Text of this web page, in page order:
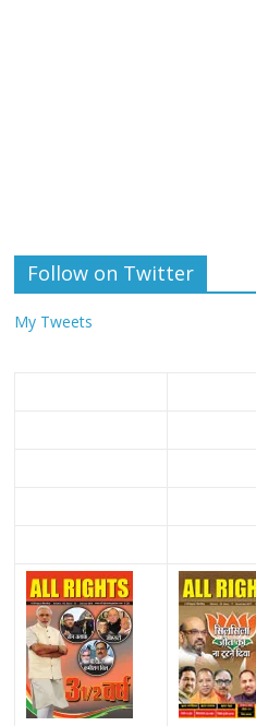
Follow on Twitter
My Tweets